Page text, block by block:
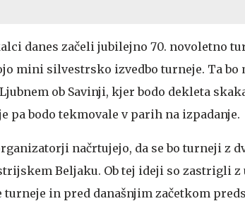
danes začeli jubilejno 70. novoletno
mini silvestrsko izvedbo turneje. Ta bo
ob Savinji, kjer bodo dekleta
pa bodo tekmovale v parih na izpadanje.
načrtujejo, da se bo turneji z
Beljaku. Ob tej ideji so zastrigli z
in pred današnjim začetkom